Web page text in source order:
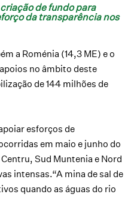
de fundo para
da transparência nos
a Roménia (14,3 ME) e o
no âmbito deste
de 144 milhões de
esforços de
em maio e junho do
Sud Muntenia e Nord
intensas.“A mina de sal de
quando as águas do rio